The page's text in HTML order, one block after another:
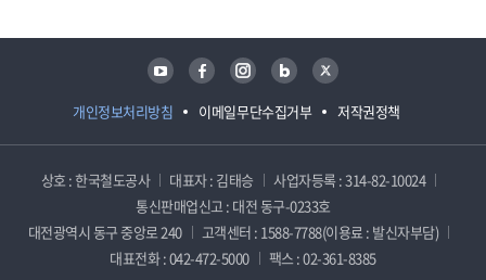
개인정보처리방침 이메일무단수집거부 저작권정책
유튜브 페이스북 인스타그램 블로그 트위터
상호 : 한국철도공사 대표자 : 김태승
사업자등록 : 314-82-10024
통신판매업신고 : 대전 동구-0233호
대전광역시 동구 중앙로 240
고객센터 : 1588-7788(이용료 : 발신자부담)
대표전화 : 042-472-5000
팩스 : 02-361-8385